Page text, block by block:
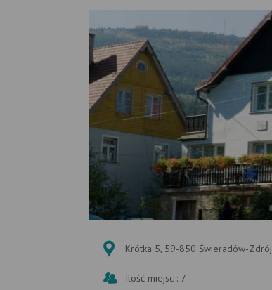
Krótka 5, 59-850 Świeradów-Zdrój
Ilość miejsc : 7